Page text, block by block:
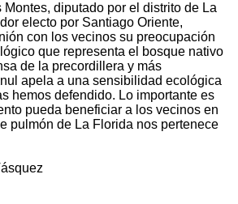
Montes, diputado por el distrito de La
electo por Santiago Oriente,
con los vecinos su preocupación
que representa el bosque nativo
de la precordillera y más
apela a una sensibilidad ecológica
hemos defendido. Lo importante es
pueda beneficiar a los vecinos en
pulmón de La Florida nos pertenece